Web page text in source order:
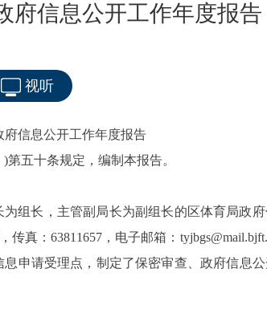
府信息公开工作年度报告
视听
府信息公开工作年度报告
)第五十条规定，编制本报告。
组长，主管副局长为副组长的区体育局政
传真：63811657 ，电子邮箱：
息申请受理点，制定了保密审查、政府信息公